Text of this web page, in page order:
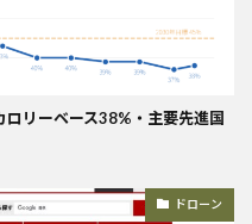
リーベース38%・主要先進国
ドローン